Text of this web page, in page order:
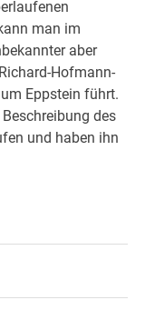
man im
aber
Hofmann-
Eppstein führt.
des
und haben ihn